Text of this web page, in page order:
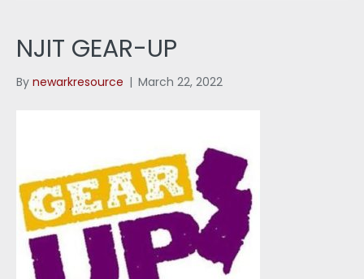
NJIT GEAR-UP
By newarkresource | March 22, 2022